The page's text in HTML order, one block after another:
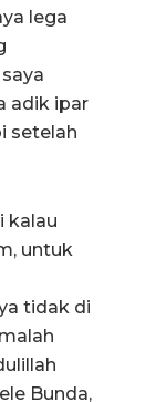
lega
adik ipar
setelah
kalau
untuk
tidak di
Bunda,